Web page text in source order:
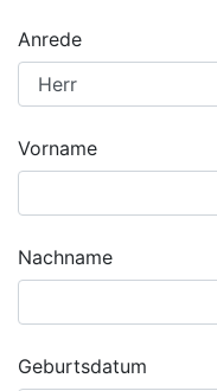
Anrede
Vorname
Nachname
Geburtsdatum